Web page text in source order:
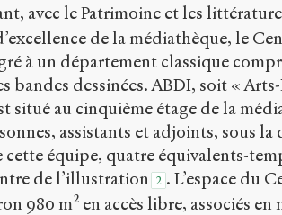
avec le Patrimoine et les
de la médiathèque, le
à un département classique
bandes dessinées. ABDI, soit «
situé au cinquième étage de la
assistants et adjoints, sous
cette équipe, quatre équivalents-
de l’illustration 2 . L’espace du
980 m² en accès libre, associés en